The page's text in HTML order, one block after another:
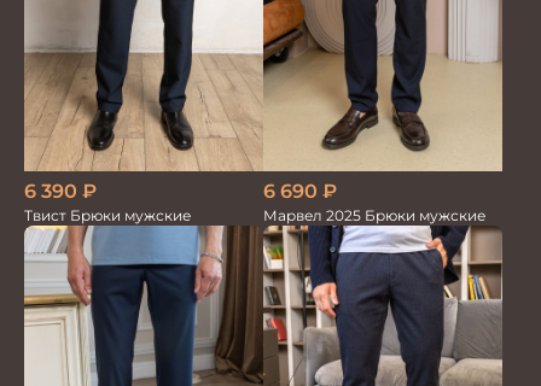
6 390 ₽
Твист Брюки мужские
6 690 ₽
Марвел 2025 Брюки мужские